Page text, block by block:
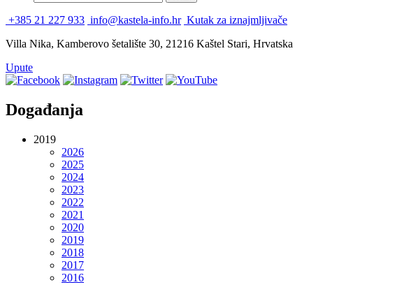
+385 21 227 933 info@kastela-info.hr Kutak za iznajmljivače
Villa Nika, Kamberovo šetalište 30, 21216 Kaštel Stari, Hrvatska
Upute
Događanja
2019
2026
2025
2024
2023
2022
2021
2020
2019
2018
2017
2016